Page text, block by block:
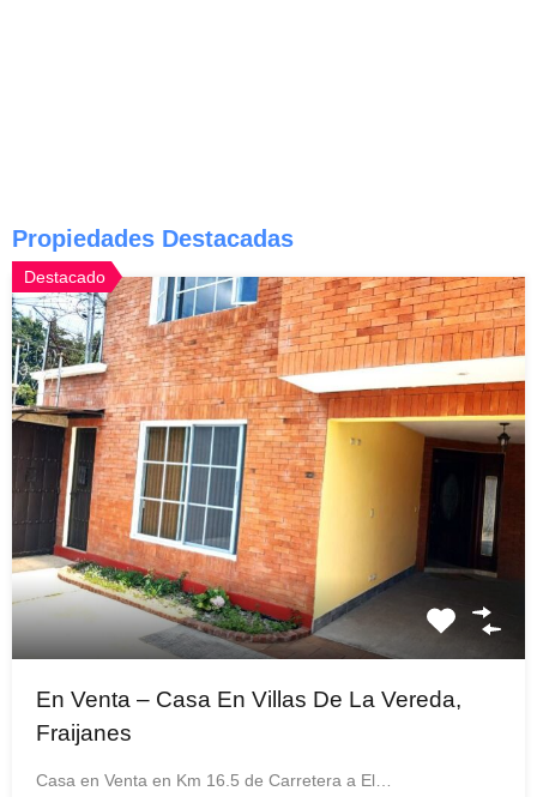
Propiedades Destacadas
Destacado
En Venta – Casa En Villas De La Vereda,
Fraijanes
Casa en Venta en Km 16.5 de Carretera a El…